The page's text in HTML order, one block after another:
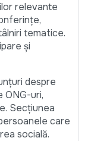
relevante
tematice.
și
despre
uri,
Secțiunea
care
socială.